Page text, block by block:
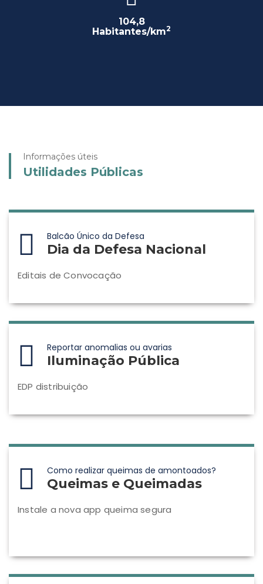
104,8
Habitantes/km2
Informações úteis
Utilidades Públicas
Balcão Único da Defesa
Dia da Defesa Nacional
Editais de Convocação
Reportar anomalias ou avarias
Iluminação Pública
EDP distribuição
Como realizar queimas de amontoados?
Queimas e Queimadas
Instale a nova app queima segura